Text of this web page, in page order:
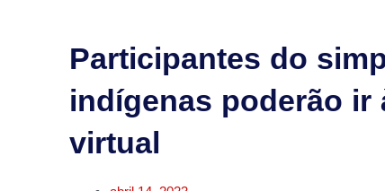
Participantes do
indígenas poderão ir
virtual